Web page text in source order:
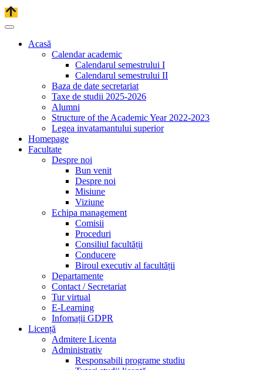
Acasă
Calendar academic
Calendarul semestrului I
Calendarul semestrului II
Baza de date secretariat
Taxe de studii 2025-2026
Alumni
Structure of the Academic Year 2022-2023
Legea invatamantului superior
Homepage
Facultate
Despre noi
Bun venit
Despre noi
Misiune
Viziune
Echipa management
Comisii
Proceduri
Consiliul facultății
Conducere
Biroul executiv al facultății
Departamente
Contact / Secretariat
Tur virtual
E-Learning
Infomații GDPR
Licență
Admitere Licenta
Administrativ
Responsabili programe studiu